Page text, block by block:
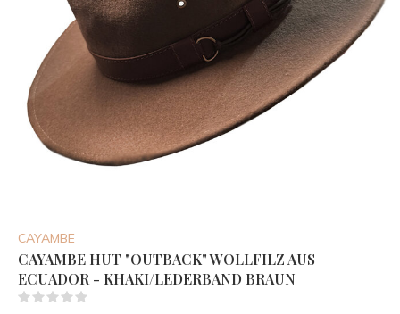
CAYAMBE
CAYAMBE HUT "OUTBACK" WOLLFILZ AUS
ECUADOR - KHAKI/LEDERBAND BRAUN